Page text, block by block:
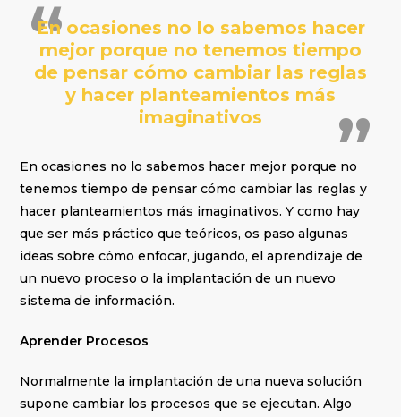
En ocasiones no lo sabemos hacer
mejor porque no tenemos tiempo
de pensar cómo cambiar las reglas
y hacer planteamientos más
imaginativos
En ocasiones no lo sabemos hacer mejor porque no
tenemos tiempo de pensar cómo cambiar las reglas y
hacer planteamientos más imaginativos. Y como hay
que ser más práctico que teóricos, os paso algunas
ideas sobre cómo enfocar, jugando, el aprendizaje de
un nuevo proceso o la implantación de un nuevo
sistema de información.
Aprender Procesos
Normalmente la implantación de una nueva solución
supone cambiar los procesos que se ejecutan. Algo